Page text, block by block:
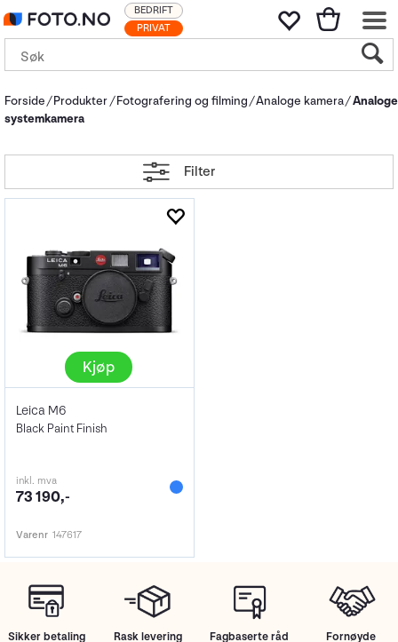
PRIVAT
BEDRIFT
Forside Produkter Fotografering og filming Analoge kamera Analoge
systemkamera
Filter
Kjøp
Leica M6
Black Paint Finish
inkl. mva
73 190,-
Varenr 147617
Sikker betaling Rask levering Fagbaserte råd
Fornøyde